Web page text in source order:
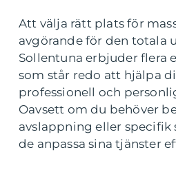
Att välja rätt plats för
avgörande för den totala
Sollentuna erbjuder flera
som står redo att hjälpa
professionell och
Oavsett om du behöver
avslappning eller
de anpassa sina tjänster